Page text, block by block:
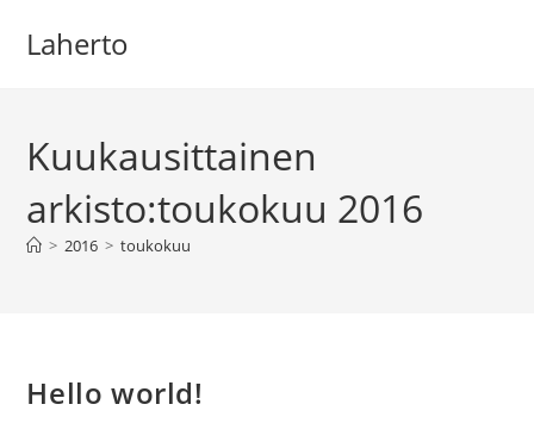
suoraan
Laherto
Kuukausittainen
arkisto:toukokuu 2016
> 2016 > toukokuu
Hello world!